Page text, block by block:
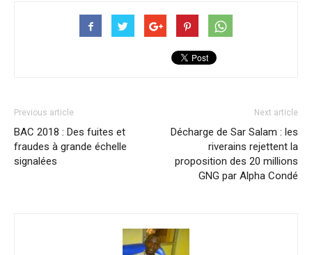
Previous article
BAC 2018 : Des fuites et
fraudes à grande échelle
signalées
Next article
Décharge de Sar Salam : les
riverains rejettent la
proposition des 20 millions
GNG par Alpha Condé